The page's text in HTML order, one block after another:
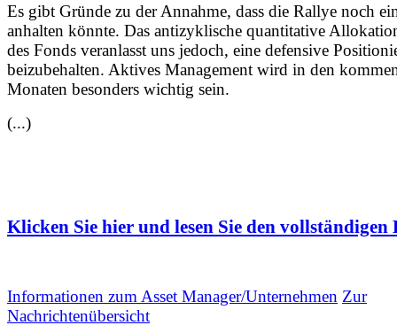
Es gibt Gründe zu der Annahme, dass die Rallye noch
anhalten könnte. Das antizyklische quantitative
des Fonds veranlasst uns jedoch, eine defensive
beizubehalten. Aktives Management wird in den
Monaten besonders wichtig sein.
(...)
Klicken Sie hier und lesen Sie den vollständigen
Informationen zum Asset Manager/Unternehmen Zur
Nachrichtenübersicht